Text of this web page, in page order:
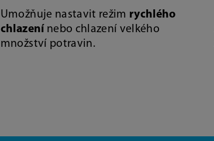
Umožňuje nastavit režim rychlého
chlazení nebo chlazení velkého
množství potravin.